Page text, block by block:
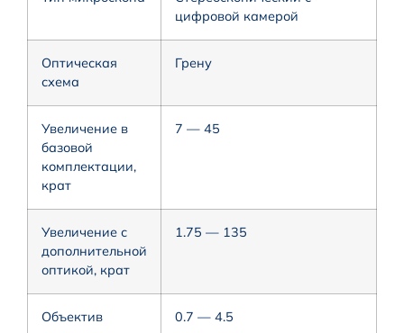
цифровой камерой
Оптическая
схема
Грену
Увеличение в
базовой
комплектации,
крат
7 — 45
Увеличение с
дополнительной
оптикой, крат
1.75 — 135
Объектив
0.7 — 4.5